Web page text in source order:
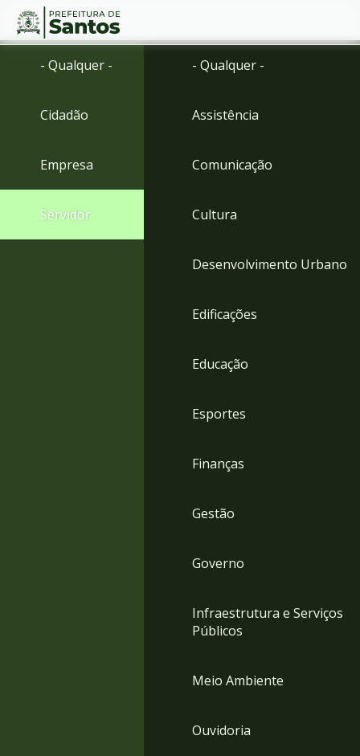
Ir
menu
para
Conteúdo
- Qualquer -
Cidadão
Empresa
Servidor
- Qualquer -
Assistência
Comunicação
Cultura
Desenvolvimento Urbano
Edificações
Educação
Esportes
Finanças
Gestão
Governo
Infraestrutura e Serviços
Públicos
Meio Ambiente
Ouvidoria